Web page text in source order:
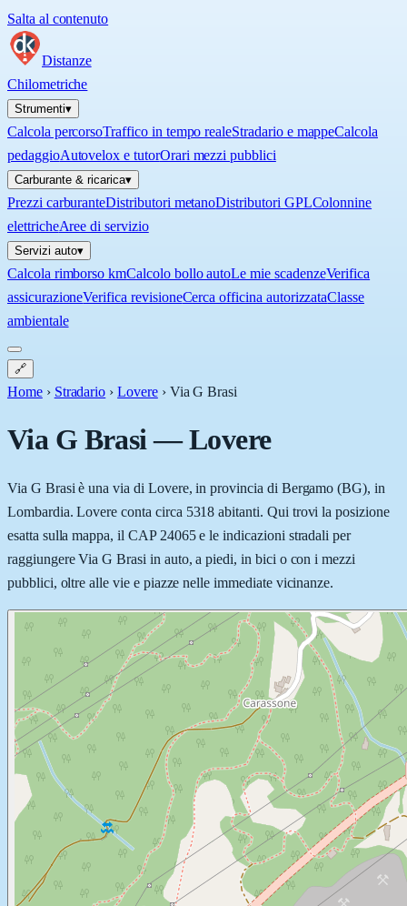
Salta al contenuto
Distanze
Chilometriche
Strumenti▾
Calcola percorsoTraffico in tempo realeStradario e mappeCalcola
pedaggioAutovelox e tutorOrari mezzi pubblici
Carburante & ricarica▾
Prezzi carburanteDistributori metanoDistributori GPLColonnine
elettricheAree di servizio
Servizi auto▾
Calcola rimborso kmCalcolo bollo autoLe mie scadenzeVerifica
assicurazioneVerifica revisioneCerca officina autorizzataClasse
ambientale
🔗
Home › Stradario › Lovere › Via G Brasi
Via G Brasi—Lovere
Via G Brasi è una via di Lovere, in provincia di Bergamo (BG), in
Lombardia. Lovere conta circa 5318 abitanti. Qui trovi la posizione
esatta sulla mappa, il CAP 24065 e le indicazioni stradali per
raggiungere Via G Brasi in auto, a piedi, in bici o con i mezzi
pubblici, oltre alle vie e piazze nelle immediate vicinanze.